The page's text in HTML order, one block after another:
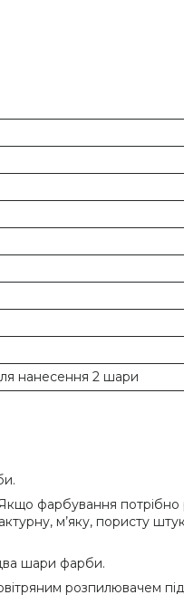
нанесення 2 шари
фарбування потрібно
м’яку, пористу
шари фарби.
розпилювачем